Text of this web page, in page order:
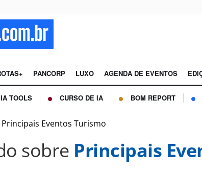
PANCORP LUXO AGENDA DE EVENTOS
IA TOOLS CURSO DE IA BOM REPORT
Eventos Turismo
sobre Principais